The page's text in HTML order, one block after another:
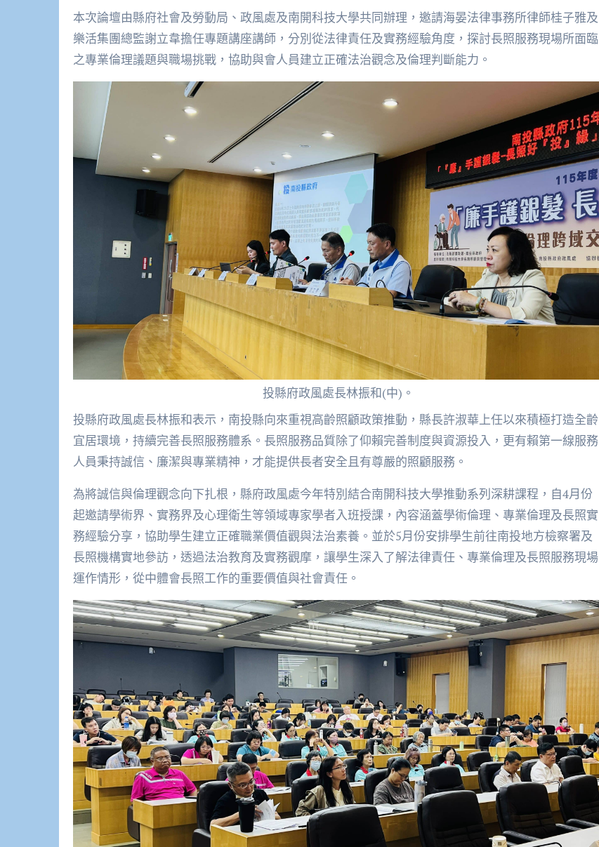
本次論壇由縣府社會及勞動局、政風處及南開科技大學共同辦理，邀請海晏法律事務所律師桂子雅及
樂活集團總監謝立韋擔任專題講座講師，分別從法律責任及實務經驗角度，探討長照服務現場所面臨
之專業倫理議題與職場挑戰，協助與會人員建立正確法治觀念及倫理判斷能力。
投縣府政風處長林振和(中)。
投縣府政風處長林振和表示，南投縣向來重視高齡照顧政策推動，縣長許淑華上任以來積極打造全齡
宜居環境，持續完善長照服務體系。長照服務品質除了仰賴完善制度與資源投入，更有賴第一線服務
人員秉持誠信、廉潔與專業精神，才能提供長者安全且有尊嚴的照顧服務。
為將誠信與倫理觀念向下扎根，縣府政風處今年特別結合南開科技大學推動系列深耕課程，自4月份
起邀請學術界、實務界及心理衛生等領域專家學者入班授課，內容涵蓋學術倫理、專業倫理及長照實
務經驗分享，協助學生建立正確職業價值觀與法治素養。並於5月份安排學生前往南投地方檢察署及
長照機構實地參訪，透過法治教育及實務觀摩，讓學生深入了解法律責任、專業倫理及長照服務現場
運作情形，從中體會長照工作的重要價值與社會責任。